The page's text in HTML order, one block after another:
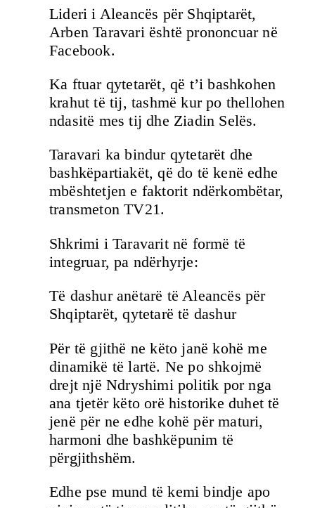
Lideri i Aleancës për Shqiptarët,
Arben Taravari është prononcuar në
Facebook.
Ka ftuar qytetarët, që t’i bashkohen
krahut të tij, tashmë kur po thellohen
ndasitë mes tij dhe Ziadin Selës.
Taravari ka bindur qytetarët dhe
bashkëpartiakët, që do të kenë edhe
mbështetjen e faktorit ndërkombëtar,
transmeton TV21.
Shkrimi i Taravarit në formë të
integruar, pa ndërhyrje:
Të dashur anëtarë të Aleancës për
Shqiptarët, qytetarë të dashur
Për të gjithë ne këto janë kohë me
dinamikë të lartë. Ne po shkojmë
drejt një Ndryshimi politik por nga
ana tjetër këto orë historike duhet të
jenë për ne edhe kohë për maturi,
harmoni dhe bashkëpunim të
përgjithshëm.
Edhe pse mund të kemi bindje apo